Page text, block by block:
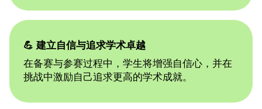
💪 建立自信与追求学术卓越
在备赛与参赛过程中，学生将增强自信心，并在
挑战中激励自己追求更高的学术成就。